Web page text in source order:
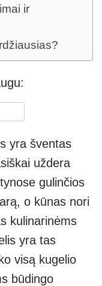
ir
yra šventas
uždera
gulinčios
o kūnas nori
kulinarinėms
yra tas
visą kugelio
būdingo